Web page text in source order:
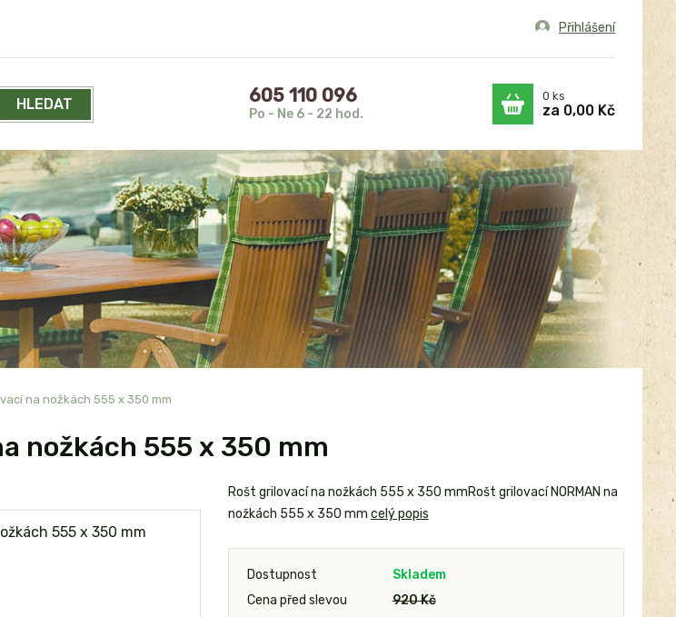
Přihlášení
HLEDAT 605 110 096
Po - Ne 6 - 22 hod.
0 ks
za 0,00 Kč
na nožkách 555 x 350 mm
nožkách 555 x 350 mm
Rošt grilovací na nožkách 555 x 350 mmRošt grilovací NORMAN na
nožkách 555 x 350 mm celý popis
Dostupnost
Skladem
Cena před slevou
920 Kč